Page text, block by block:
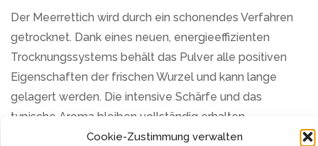
Cookie-Zustimmung verwalten
Der Meerrettich wird durch ein schonendes Verfahren
getrocknet. Dank eines neuen, energieeffizienten
Trocknungssystems behält das Pulver alle positiven
Eigenschaften der frischen Wurzel und kann lange
gelagert werden. Die intensive Schärfe und das
typische Aroma bleiben vollständig erhalten.